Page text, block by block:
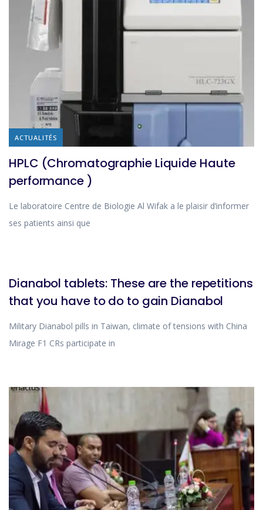
ACTUALITÉS
HPLC (Chromatographie Liquide Haute
performance )
Le laboratoire Centre de Biologie Al Wifak a le plaisir d’informer
ses patients ainsi que
Dianabol tablets: These are the repetitions
that you have to do to gain Dianabol
Military Dianabol pills in Taiwan, climate of tensions with China
Mirage F1 CRs participate in